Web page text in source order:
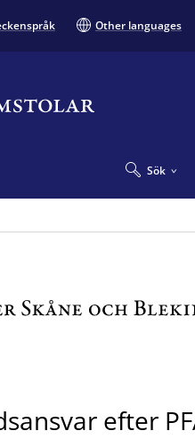
Other languages
Sök
efter